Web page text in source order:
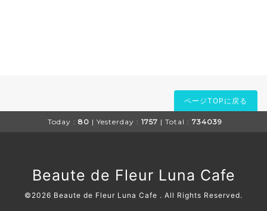
ページTOPに戻る
Today : 80 | Yesterday : 1757 | Total : 734039
Beaute de Fleur Luna Cafe
©2026 Beaute de Fleur Luna Cafe . All Rights Reserved.